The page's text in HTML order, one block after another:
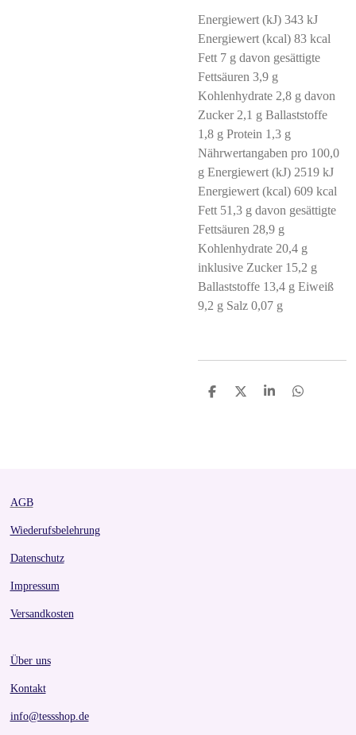
Energiewert (kJ) 343 kJ
Energiewert (kcal) 83 kcal
Fett 7 g davon gesättigte
Fettsäuren 3,9 g
Kohlenhydrate 2,8 g davon
Zucker 2,1 g Ballaststoffe
1,8 g Protein 1,3 g
Nährwertangaben pro 100,0
g Energiewert (kJ) 2519 kJ
Energiewert (kcal) 609 kcal
Fett 51,3 g davon gesättigte
Fettsäuren 28,9 g
Kohlenhydrate 20,4 g
inklusive Zucker 15,2 g
Ballaststoffe 13,4 g Eiweiß
9,2 g Salz 0,07 g
S
S
S
S
AGB
Wiederufsbelehrung
Datenschutz
Impressum
Versandkosten
Über uns
Kontakt
info@tessshop.de